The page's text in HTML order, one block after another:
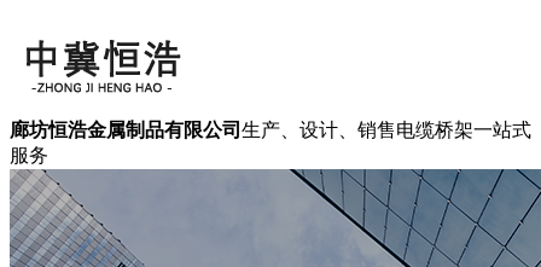
廊坊恒浩金属制品有限公司 生产、设计、销售电缆桥架一站式
服务